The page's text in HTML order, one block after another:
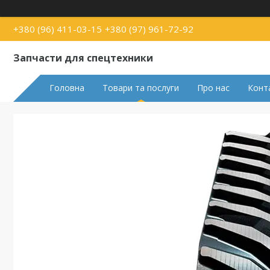
+380 (96) 411-03-15 +380 (97) 961-72-92
Запчасти для спецтехники
Головна Товари та послуги Про нас